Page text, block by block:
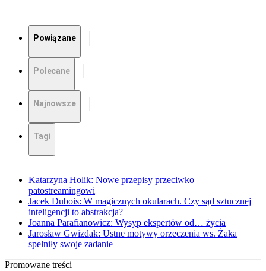
Powiązane
Polecane
Najnowsze
Tagi
Katarzyna Holik: Nowe przepisy przeciwko
patostreamingowi
Jacek Dubois: W magicznych okularach. Czy sąd sztucznej
inteligencji to abstrakcja?
Joanna Parafianowicz: Wysyp ekspertów od… życia
Jarosław Gwizdak: Ustne motywy orzeczenia ws. Żaka
spełniły swoje zadanie
Promowane treści